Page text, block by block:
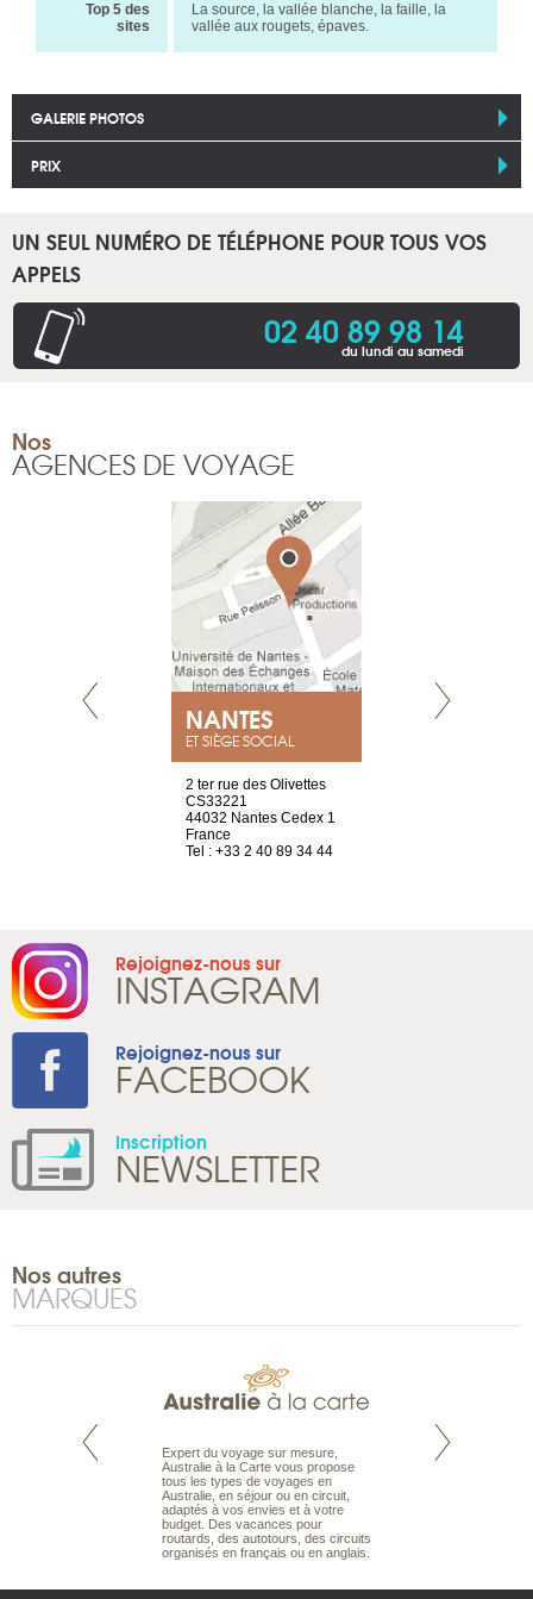
Top 5 des
sites
La source, la vallée blanche, la faille, la
vallée aux rougets, épaves.
GALERIE PHOTOS
PRIX
UN SEUL NUMÉRO DE TÉLÉPHONE POUR TOUS VOS
APPELS
02 40 89 98 14
du lundi au samedi
Nos
AGENCES DE VOYAGE
NANTES
ET SIÈGE SOCIAL
2 ter rue des Olivettes
CS33221
44032 Nantes Cedex 1
France
Tel : +33 2 40 89 34 44
Rejoignez-nous sur
INSTAGRAM
Rejoignez-nous sur
FACEBOOK
Inscription
NEWSLETTER
Nos autres
MARQUES
est le spécialiste
Expert du voyage sur mesure,
Australie à la Carte vous propose
tous les types de voyages en
Australie, en séjour ou en circuit,
adaptés à vos envies et à votre
budget. Des vacances pour
routards, des autotours, des circuits
organisés en français ou en anglais.
Parce qu’ils sont